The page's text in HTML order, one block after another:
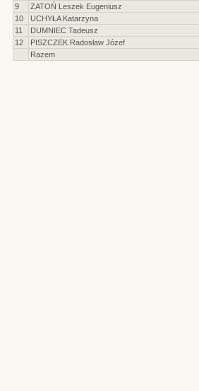
9
ZATOŃ Leszek Eugeniusz
10
UCHYŁA Katarzyna
11
DUMNIEC Tadeusz
12
PISZCZEK Radosław Józef
Razem